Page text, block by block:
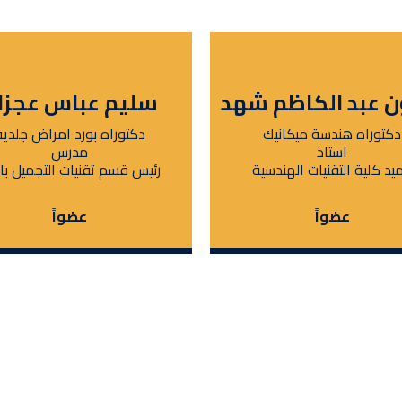
عبد الكاظم شهد
دكتوراه هندسة ميكانيك
استاذ
كلية التقنيات الهندسية
عضواً
سليم عباس
دكتوراه بورد امراض
مدرس
رئيس قسم تقنيات التجميل
عضواً